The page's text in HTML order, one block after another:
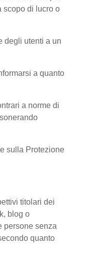
scopo di lucro o
degli utenti a un
a quanto
a norme di
sulla Protezione
titolari dei
blog o
persone senza
quanto